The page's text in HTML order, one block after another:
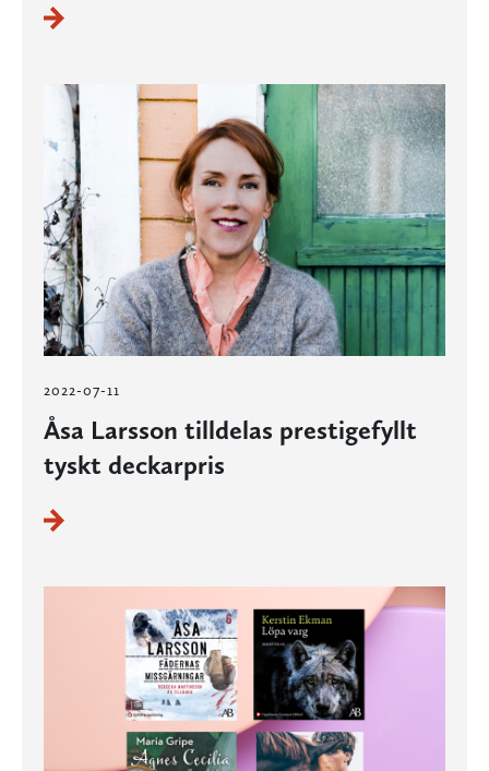
2022-07-11
Åsa Larsson tilldelas prestigefyllt
tyskt deckarpris